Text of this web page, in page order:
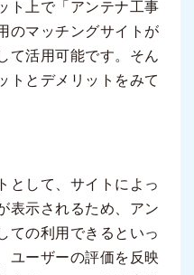
ト上で「アンテナ工事
のマッチングサイトが
て活用可能です。そん
トとデメリットをみて
として、サイトによっ
表示されるため、アン
ての利用できるといっ
ユーザーの評価を反映